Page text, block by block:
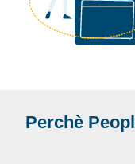
Perchè